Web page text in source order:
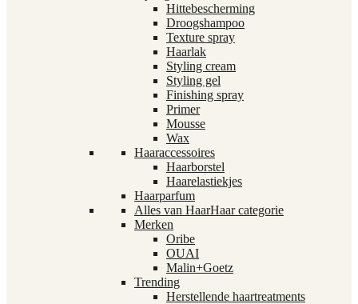
Hittebescherming
Droogshampoo
Texture spray
Haarlak
Styling cream
Styling gel
Finishing spray
Primer
Mousse
Wax
Haaraccessoires
Haarborstel
Haarelastiekjes
Haarparfum
Alles van HaarHaar categorie
Merken
Oribe
OUAI
Malin+Goetz
Trending
Herstellende haartreatments